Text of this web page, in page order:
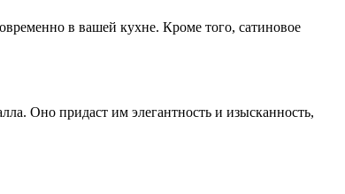
в вашей кухне. Кроме того, сатиновое
Оно придаст им элегантность и изысканность,